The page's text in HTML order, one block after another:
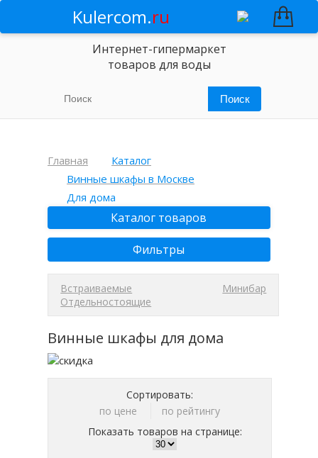
Kulercom.ru
Интернет-гипермаркет
товаров для воды
Главная
Каталог
Винные шкафы в Москве
Для дома
Каталог товаров
Фильтры
Встраиваемые
Минибар
Отдельностоящие
Винные шкафы для дома
Сортировать:
по цене
по рейтингу
Показать товаров на странице: